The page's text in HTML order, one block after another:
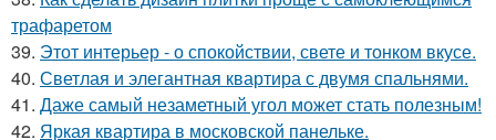
трафаретом
39. Этот интерьер - о спокойствии, свете и тонком вкусе.
40. Светлая и элегантная квартира с двумя спальнями.
41. Даже самый незаметный угол может стать полезным!
42. Яркая квартира в московской панельке.